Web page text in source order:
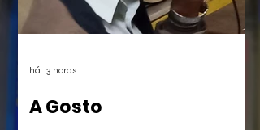
A Gosto
há 13 horas